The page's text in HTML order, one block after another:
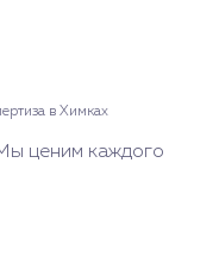
в Химках
ценим каждого